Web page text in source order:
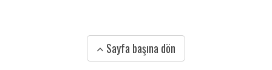
Sayfa başına dön